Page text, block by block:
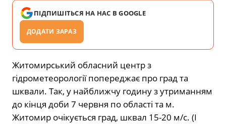
ПІДПИШІТЬСЯ НА НАС В GOOGLE
ДОДАТИ ЗАРАЗ
Житомирський обласний центр з
гідрометеорології попереджає про град та
шквали. Так, у найближчу годину з утриманням
до кінця доби 7 червня по області та м.
Житомир очікується град, шквал 15-20 м/с. (І